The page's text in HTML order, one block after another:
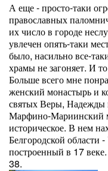
А еще - просто-таки
православных
их число в городе
увлечен опять-таки
было, насильно все-
храмы не загоняет. И
Больше всего мне
женский монастырь и
святых Веры, Надежды
Марфино-Мариинский
историческое. В нем
Белгородской области
построенный в 17 веке.
38.